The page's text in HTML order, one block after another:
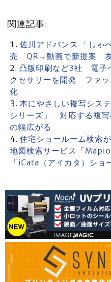
関連記事:
佐川アドバンス 「しゃ
売 QR→動画で新提案 友
凸版印刷など3社 電子
クセサリーを開発 ファ
化
本にやさしい複写シス
シリーズ」 対応する複
の幅広がる
住宅ショールーム検索
地図検索サービス「
「iCata（アイカタ）シ